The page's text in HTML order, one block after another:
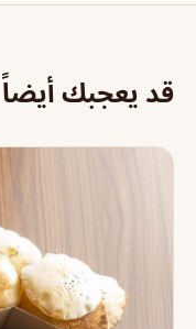
قد يعجبك أيضاً